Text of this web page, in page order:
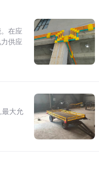
在应
供应
最大允